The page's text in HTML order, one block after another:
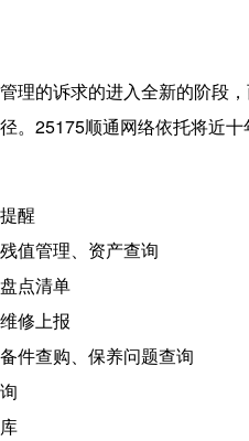
理的诉求的进入全新的阶段
25175顺通网络依托将近十
醒
值管理、资产查询
点清单
修上报
件查购、保养问题查询